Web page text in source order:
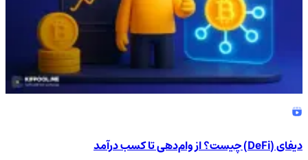
دیفای (DeFi) چیست؟ از وام‌دهی تا کسب درآمد